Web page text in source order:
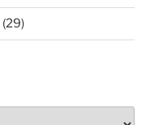
(29)